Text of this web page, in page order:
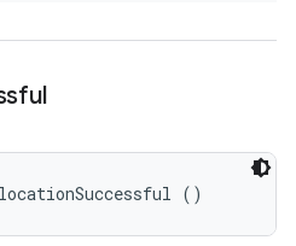
()